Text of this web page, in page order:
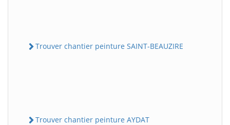
Trouver chantier peinture SAINT-BEAUZIRE
Trouver chantier peinture AYDAT